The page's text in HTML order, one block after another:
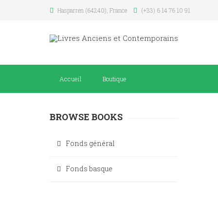
Hasparren (64240), France (+33) 6 14 76 10 91
Accueil Boutique
BROWSE BOOKS
Fonds général
Fonds basque